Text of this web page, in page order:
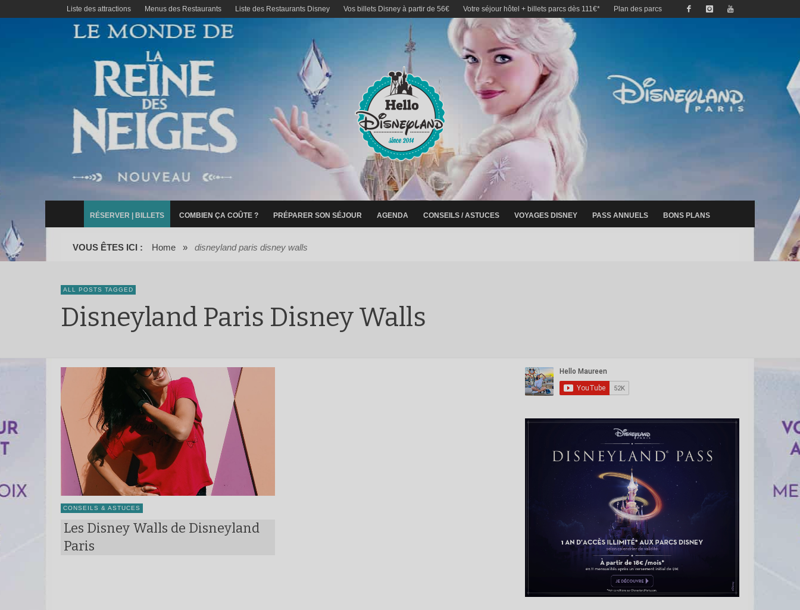
Liste des attractions Menus des Restaurants Liste des Restaurants Disney Vos billets Disney à partir de 56€ Votre séjour hôtel + billets parcs dès 111€* Plan des parcs
RÉSERVER | BILLETS COMBIEN ÇA COÛTE ? PRÉPARER SON SÉJOUR AGENDA CONSEILS / ASTUCES VOYAGES DISNEY PASS ANNUELS BONS PLANS
VOUS ÊTES ICI : Home » disneyland paris disney walls
ALL POSTS TAGGED
Disneyland Paris Disney Walls
CONSEILS & ASTUCES
Les Disney Walls de Disneyland
Paris